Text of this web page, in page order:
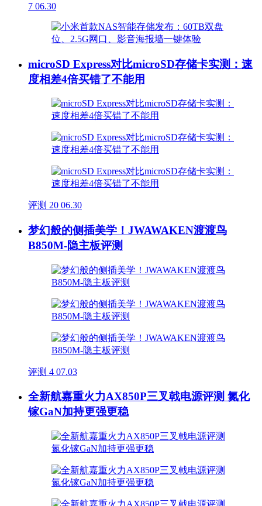
7 06.30
microSD Express对比microSD存储卡实测：速
度相差4倍买错了不能用
评测 20 06.30
梦幻般的侧插美学！JWAWAKEN渡渡鸟
B850M-隐主板评测
评测 4 07.03
全新航嘉重火力AX850P三叉戟电源评测 氮化
镓GaN加持更强更稳